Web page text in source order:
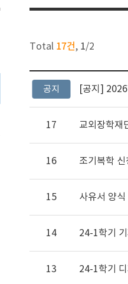
Total 17건, 1/2
공지 [공지]
17 교외장학재
16 조기복학 신
15 사유서 양식
14 24-1학기
13 24-1학기